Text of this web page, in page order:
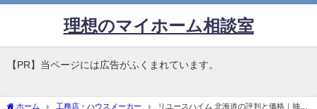
理想のマイホーム相談室
【PR】当ページには広告がふくまれています。
ホーム 工務店・ハウスメーカー
リユースハイム 北海道の評判と価格｜抽選